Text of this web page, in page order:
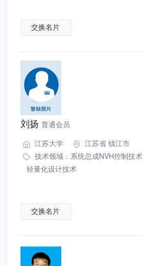
交换名片
刘扬 普通会员
江苏大学
江苏省 镇江市
技术领域： 系统总成NVH控制技术
轻量化设计技术
交换名片